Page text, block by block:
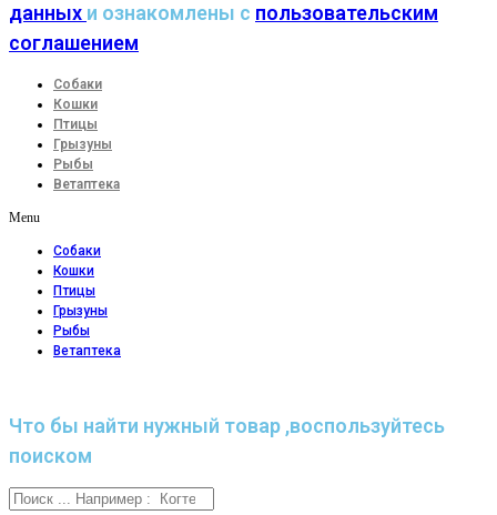
данных и ознакомлены с пользовательским
соглашением
Собаки
Кошки
Птицы
Грызуны
Рыбы
Ветаптека
Menu
Собаки
Кошки
Птицы
Грызуны
Рыбы
Ветаптека
Что бы найти нужный товар ,воспользуйтесь
поиском